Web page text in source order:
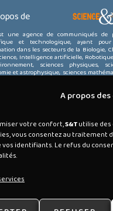
A propos
votre confort,S&Tutilise des
vous consentez au traitement
vos identifiants. Le refus du
de
une agence de communiqués de
et technologique, ayant
dans les secteurs de la Biologie,
Intelligence artificielle,
sciences physiques,
et astrophysique, sciences
scientifiques.